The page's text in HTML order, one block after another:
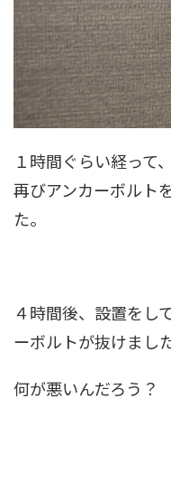
１時間ぐらい経って
再びアンカーボルト
た。
４時間後、設置をし
ーボルトが抜けまし
何が悪いんだろう？